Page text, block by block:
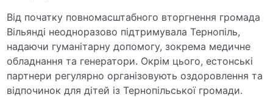
Від початку повномасштабного вторгнення громада
Вільянді неодноразово підтримувала Тернопіль,
надаючи гуманітарну допомогу, зокрема медичне
обладнання та генератори. Окрім цього, естонські
партнери регулярно організовують оздоровлення та
відпочинок для дітей із Тернопільської громади.